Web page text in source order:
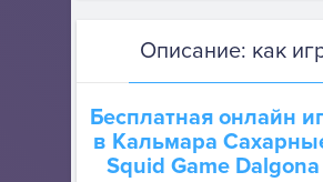
Описание: как
Бесплатная онлайн
в Кальмара
Squid Game